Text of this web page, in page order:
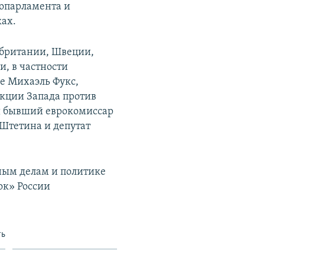
и
Швеции,
в частности
Михаэль Фукс,
Запада против
бывший еврокомиссар
и депутат
делам и политике
России